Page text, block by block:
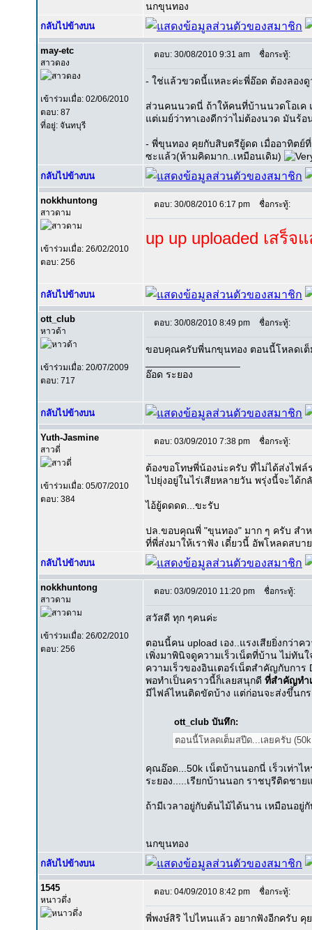
นกขุนทอง
กลับไปข้างบน
may-etc
สาวดอง
เข้าร่วมเมื่อ: 02/06/2010
ตอบ: 87
ที่อยู่: จันทบุรี
ตอบ: 30/08/2010 9:31 am ชื่อกระทู้:
- ใช่แล้วขวดนี้แหละค่ะพี่อ๊อด ต้องลองดู
ส่วนคนนวดนี่ ถ้าให้คนที่บ้านนวดโอเค
แต่เมย์ว่าทาเองดีกว่าไม่ต้องนวด มันร้
- พี่ขุนทอง คุยกับสิบตรียู้ดด เมื่ออาทิตย์
ซะแล้ว(ห้ามคิดมาก..เหมือนเดิม)
กลับไปข้างบน
nokkhuntong
สาวดาม
เข้าร่วมเมื่อ: 26/02/2010
ตอบ: 256
ตอบ: 30/08/2010 6:17 pm ชื่อกระทู้:
up up uploaded เสร็
กลับไปข้างบน
ott_club
หาวด้า
เข้าร่วมเมื่อ: 20/07/2009
ตอบ: 717
ตอบ: 30/08/2010 8:49 pm ชื่อกระทู้:
ขอบคุณครับพี่นกขุนทอง ตอนนี้โหลดเต็
อ๊อด ระยอง
กลับไปข้างบน
Yuth-Jasmine
สาวดี่
เข้าร่วมเมื่อ: 05/07/2010
ตอบ: 384
ตอบ: 03/09/2010 7:38 pm ชื่อกระทู้:
ต้องขอโทษพี่น้องน่ะครับ ที่ไม่ได้ส่งไฟล์
ไปยุ่งอยู่ในไร่เสียหลายวัน พรุ่งนี้จะได้
ไอ้ยู้ดดดด...ขะรับ
ปล.ขอบคุณพี่ "ขุนทอง" มาก ๆ ครับ สำ
ที่พี่ส่งมาให้เราฟัง เดี๋ยวนี้ อัพโหลดสบ
กลับไปข้างบน
nokkhuntong
สาวดาม
เข้าร่วมเมื่อ: 26/02/2010
ตอบ: 256
ตอบ: 03/09/2010 11:20 pm ชื่อกระทู้:
สวัสดี ทุก ๆคนค่ะ
ตอนนี้คน upload เอง..แรงเสียยิ่งกว่าค
เพิ่งมาพินิจดูความเร็วเน็ตที่บ้าน ไม่ทัน
ความเร็วของอินเตอร์เน็ตสำคัญกับการ
พอทำเป็นคราวนี้ก็เลยสนุกดี ที่สำคัญทำ
มีไฟล์ไหนติดขัดบ้าง แต่ก่อนจะส่งขึ้นกร
ott_club บันทึก:
ตอนนี้โหลดเต็มสปีด...เลยครับ
คุณอ๊อด...50k เน็ตบ้านนอกนี่ เร็วเท่าไห
ระยอง.....เรียกบ้านนอก ราชบุรีติดชาย
ถ้ามีเวลาอยู่กับต้นไม้ได้นาน เหมือนอยู่
นกขุนทอง
กลับไปข้างบน
1545
หนาวดึ่ง
ตอบ: 04/09/2010 8:42 pm ชื่อกระทู้:
พี่พงษ์สิริ ไปไหนแล้ว อยากฟังอีกครับ